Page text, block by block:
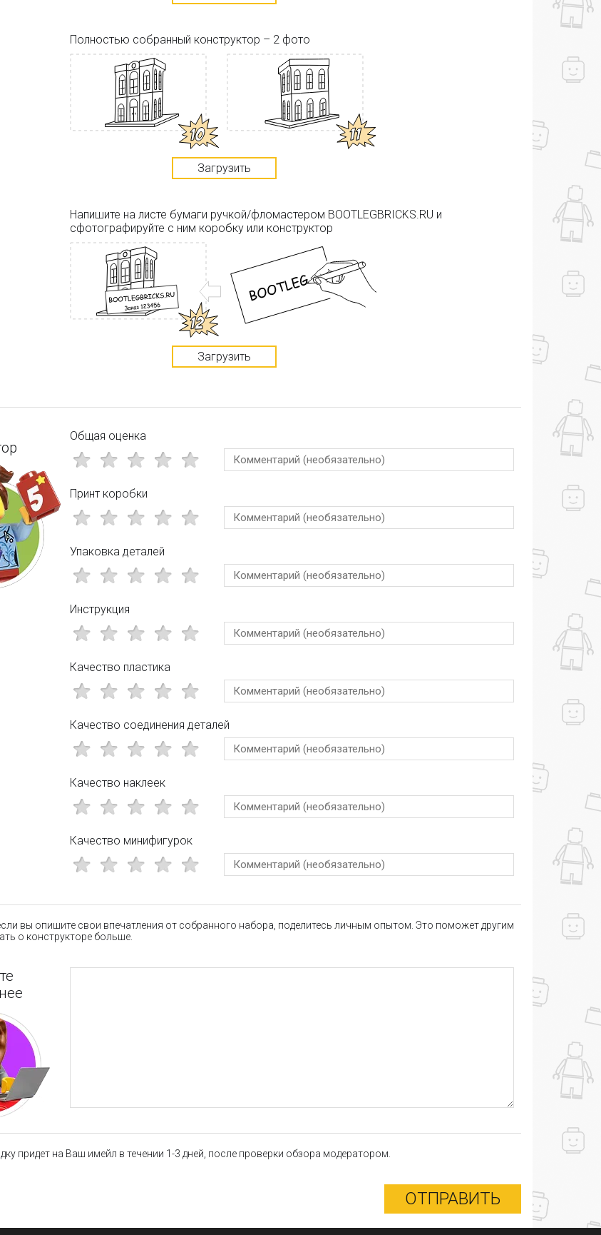
Полностью собранный конструктор – 2 фото
Загрузить
Напишите на листе бумаги ручкой/фломастером BOOTLEGBRICKS.RU и
сфотографируйте с ним коробку или конструктор
Загрузить
Общая оценка
Принт коробки
Упаковка деталей
Инструкция
Качество пластика
Качество соединения деталей
Качество наклеек
Качество минифигурок
вы опишите свои впечатления от собранного набора, поделитесь личным опытом. Это поможет другим
о конструкторе больше.
придет на Ваш имейл в течении 1-3 дней, после проверки обзора модератором.
ОТПРАВИТЬ